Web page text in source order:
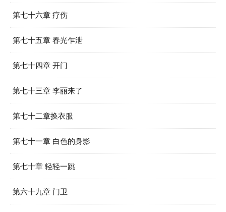
第七十六章 疗伤
第七十五章 春光乍泄
第七十四章 开门
第七十三章 李丽来了
第七十二章换衣服
第七十一章 白色的身影
第七十章 轻轻一跳
第六十九章 门卫